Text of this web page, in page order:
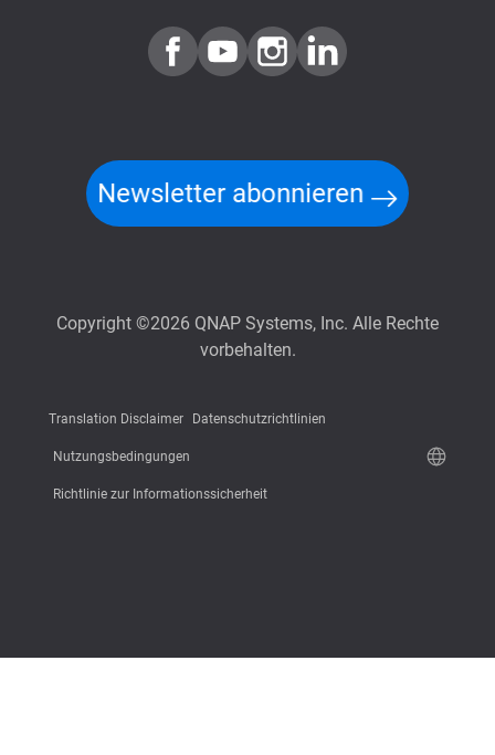
Newsletter abonnieren
Copyright ©2026 QNAP Systems, Inc. Alle Rechte
vorbehalten.
Translation Disclaimer Datenschutzrichtlinien
Nutzungsbedingungen
Richtlinie zur Informationssicherheit